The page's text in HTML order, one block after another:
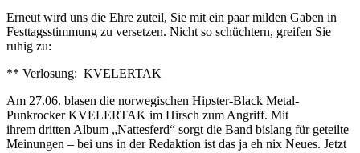
Erneut wird uns die Ehre zuteil, Sie mit ein paar milden Gaben in
Festtagsstimmung zu versetzen. Nicht so schüchtern, greifen Sie
ruhig zu:
** Verlosung: KVELERTAK
Am 27.06. blasen die norwegischen Hipster-Black Metal-
Punkrocker KVELERTAK im Hirsch zum Angriff. Mit
ihrem dritten Album „Nattesferd“ sorgt die Band bislang für geteilte
Meinungen – bei uns in der Redaktion ist das ja eh nix Neues. Jetzt